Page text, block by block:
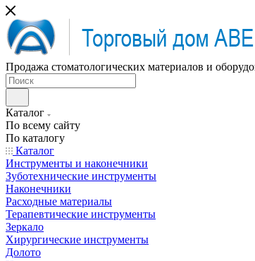
Продажа стоматологических материалов и
Каталог
По всему сайту
По каталогу
Каталог
Инструменты и наконечники
Зуботехнические инструменты
Наконечники
Расходные материалы
Терапевтические инструменты
Зеркало
Хирургические инструменты
Долото